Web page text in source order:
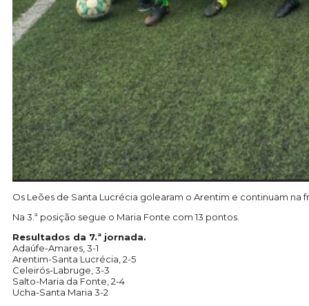
Os Leões de Santa Lucrécia golearam o Arentim e continuam
Na 3.ª posição segue o Maria Fonte com 13 pontos.
Resultados da 7.ª jornada.
Adaúfe-Amares, 3-1
Arentim-Santa Lucrécia, 2-5
Celeirós-Labruge, 3-3
Salto-Maria da Fonte, 2-4
Ucha-Santa Maria 3-2